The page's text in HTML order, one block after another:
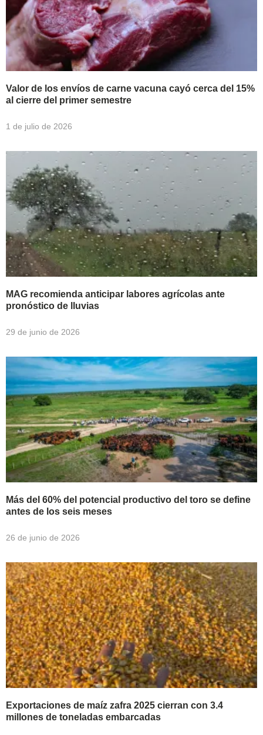
Valor de los envíos de carne vacuna cayó cerca del 15%
al cierre del primer semestre
1 de julio de 2026
MAG recomienda anticipar labores agrícolas ante
pronóstico de lluvias
29 de junio de 2026
Más del 60% del potencial productivo del toro se define
antes de los seis meses
26 de junio de 2026
Exportaciones de maíz zafra 2025 cierran con 3.4
millones de toneladas embarcadas